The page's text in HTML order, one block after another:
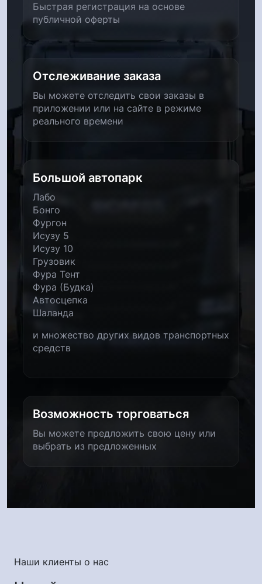
Быстрая регистрация на основе
публичной оферты
Отслеживание заказа
Вы можете отследить свои заказы в
приложении или на сайте в режиме
реального времени
Большой автопарк
Лабо
Бонго
Фургон
Исузу 5
Исузу 10
Грузовик
Фура Тент
Фура (Будка)
Автосцепка
Шаланда
и множество других видов транспортных
средств
Возможность торговаться
Вы можете предложить свою цену или
выбрать из предложенных
Наши клиенты о нас